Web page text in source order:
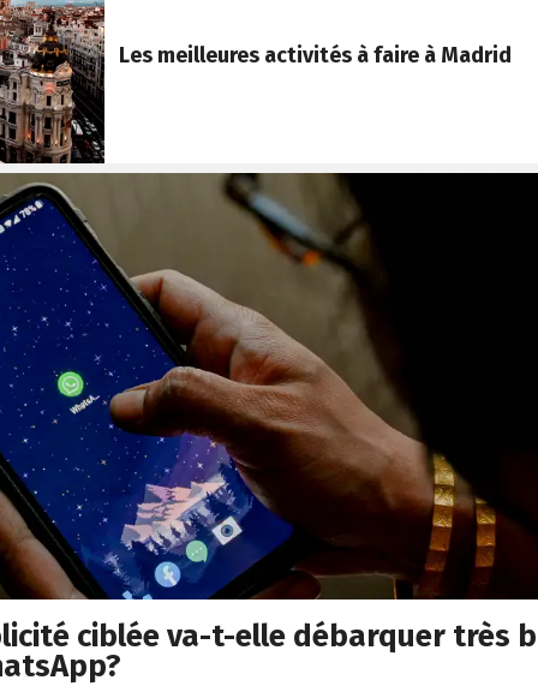
Les meilleures activités à faire à Madrid
ciblée va-t-elle débarquer très